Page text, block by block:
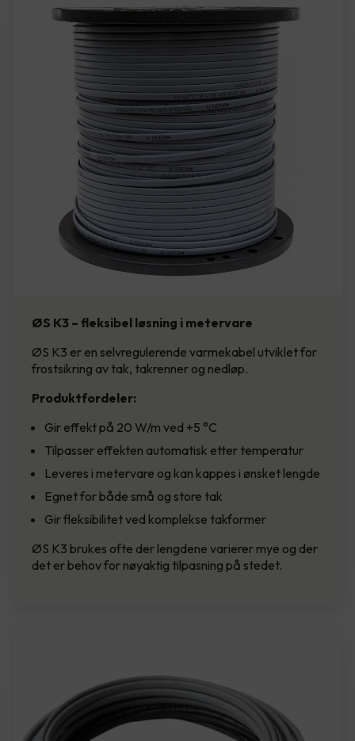
ØS K3 – fleksibel løsning i metervare
ØS K3 er en selvregulerende varmekabel utviklet for
frostsikring av tak, takrenner og nedløp.
Produktfordeler:
Gir effekt på 20 W/m ved +5 °C
Tilpasser effekten automatisk etter temperatur
Leveres i metervare og kan kappes i ønsket lengde
Egnet for både små og store tak
Gir fleksibilitet ved komplekse takformer
ØS K3 brukes ofte der lengdene varierer mye og der
det er behov for nøyaktig tilpasning på stedet.